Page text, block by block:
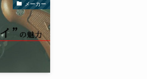
メーカー